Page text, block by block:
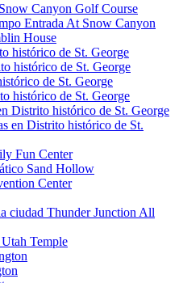
Canyon Golf Course
Entrada At Snow Canyon
House
histórico de St. George
histórico de St. George
de St. George
histórico de St. George
Distrito histórico de St. George
en Distrito histórico de St.
Fun Center
Sand Hollow
Center
ciudad Thunder Junction All
Temple